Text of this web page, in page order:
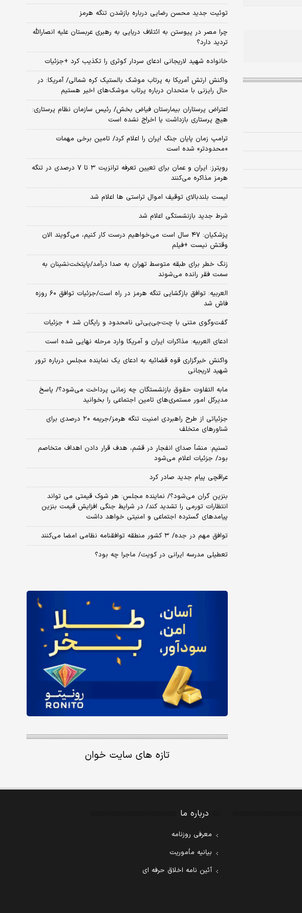
توئیت جدید محسن رضایی درباره بازشدن تنگه هرمز
چرا مصر در پیوستن به ائتلاف دریایی به رهبری عربستان علیه انصارالله
تردید دارد؟
خانواده شهید لاریجانی ادعای سردار کوثری را تکذیب کرد +جزئیات
واکنش ارتش آمریکا به پرتاب موشک بالستیک کره شمالی/ آمریکا: در
حال رایزنی با متحدان درباره پرتاب موشک‌های اخیر هستیم
اعتراض پرستاران بیمارستان فیاض بخش/ رئیس سازمان نظام پرستاری:
هیچ پرستاری بازداشت یا اخراج نشده است
ترامپ زمان پایان جنگ ایران را اعلام کرد/ تامین برخی مهمات
«محدودتر» شده است
رویترز: ایران و عمان برای تعیین تعرفه ترانزیت ۳ تا ۷ درصدی در تنگه
هرمز مذاکره می‌کنند
لیست بلندبالای توقیف اموال تراستی ها اعلام شد
شرط جدید بازنشستگی اعلام شد
پزشکیان: ۴۷ سال است می‌خواهیم درست کار کنیم، می‌گویند الان
وقتش نیست +فیلم
زنگ خطر برای طبقه متوسط تهران به صدا درآمد/پایتخت‌نشینان به
سمت فقر رانده می‌شوند
العربیه: توافق بازگشایی تنگه هرمز در راه است/جزئیات توافق ۶۰ روزه
فاش شد
گفت‌وگوی متنی با چت‌جی‌پی‌تی نامحدود و رایگان شد + جزئیات
ادعای العربیه: مذاکرات ایران و آمریکا وارد مرحله نهایی شده است
واکنش خبرگزاری قوه قضائیه به ادعای یک نماینده مجلس درباره ترور
شهید لاریجانی
مابه التفاوت حقوق بازنشستگان چه زمانی پرداخت می‌شود؟/ پاسخ
مدیرکل امور مستمری‌های تامین اجتماعی را بخوانید
جزئیاتی از طرح راهبردی امنیت تنگه هرمز/جریمه ۲۰ درصدی برای
شناورهای متخلف
تسنیم: منشأ صدای انفجار در قشم، هدف قرار دادن اهداف متخاصم
بود/ جزئیات اعلام می‌شود
عراقچی پیام جدید صادر کرد
بنزین گران می‌شود؟/ نماینده مجلس: هر شوک قیمتی می تواند
انتظارات تورمی را تشدید کند/ در شرایط جنگی افزایش قیمت بنزین
پیامدهای گسترده اجتماعی و امنیتی خواهد داشت
توافق مهم در جده/ ۳ کشور منطقه توافقنامه نظامی امضا می‌کنند
تعطیلی مدرسه ایرانی در کویت/ ماجرا چه بود؟
تازه های سایت خوان
درباره ما
معرفی روزنامه
بیانیه مأموریت
آئین نامه اخلاق حرفه ای